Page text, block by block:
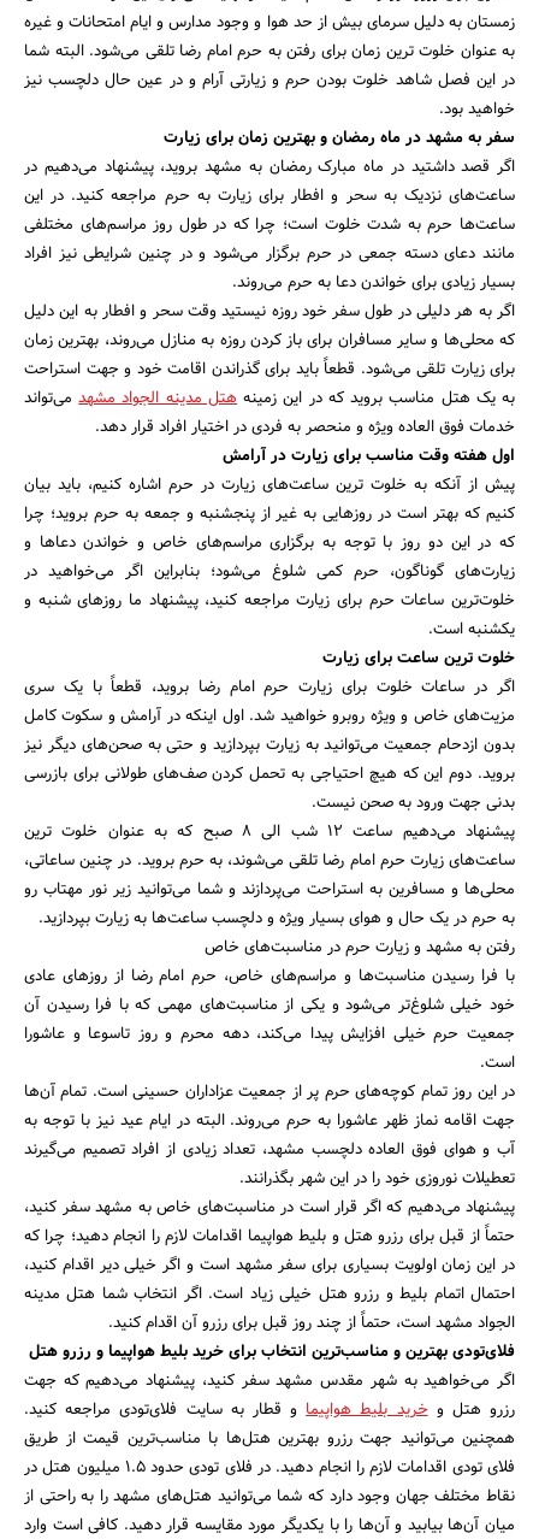
زمستان به دلیل سرمای بیش از حد هوا و وجود مدارس و ایام امتحانات و غیره
به عنوان خلوت ‌ترین زمان برای رفتن به حرم امام رضا تلقی می‌شود. البته شما
در این فصل شاهد خلوت بودن حرم و زیارتی آرام و در عین حال دلچسب نیز
خواهید بود.
سفر به مشهد در ماه رمضان و بهترین زمان برای زیارت
اگر قصد داشتید در ماه مبارک رمضان به مشهد بروید، پیشنهاد می‌دهیم در
ساعت‌های نزدیک به سحر و افطار برای زیارت به حرم مراجعه کنید. در این
ساعت‌ها حرم به شدت خلوت است؛ چرا که در طول روز مراسم‌های مختلفی
مانند دعای دسته جمعی در حرم برگزار می‌شود و در چنین شرایطی نیز افراد
بسیار زیادی برای خواندن دعا به حرم می‌روند.
اگر به هر دلیلی در طول سفر خود روزه نیستید وقت سحر و افطار به این دلیل
که محلی‌ها و سایر مسافران برای باز کردن روزه به منازل می‌روند، بهترین زمان
برای زیارت تلقی می‌شود. قطعاً باید برای گذراندن اقامت خود و جهت استراحت
به یک هتل مناسب بروید که در این زمینههتل مدینه الجواد مشهدمی‌تواند
خدمات فوق العاده ویژه و منحصر به فردی در اختیار افراد قرار دهد.
اول هفته وقت مناسب برای زیارت در آرامش
پیش از آنکه به خلوت ‌ترین ساعت‌های زیارت در حرم اشاره کنیم، باید بیان
کنیم که بهتر است در روزهایی به غیر از پنجشنبه و جمعه به حرم بروید؛ چرا
که در این دو روز با توجه به برگزاری مراسم‌های خاص و خواندن دعاها و
زیارت‌های گوناگون، حرم کمی شلوغ می‌شود؛ بنابراین اگر می‌خواهید در
خلوت‌ترین ساعات حرم برای زیارت مراجعه کنید، پیشنهاد ما روزهای شنبه و
یکشنبه است.
خلوت ‌ترین ساعت برای زیارت
اگر در ساعات خلوت برای زیارت حرم امام رضا بروید، قطعاً با یک سری
مزیت‌های خاص و ویژه روبرو خواهید شد. اول اینکه در آرامش و سکوت کامل
بدون ازدحام جمعیت می‌توانید به زیارت بپردازید و حتی به صحن‌های دیگر نیز
بروید. دوم این که هیچ احتیاجی به تحمل کردن صف‌های طولانی برای بازرسی
بدنی جهت ورود به صحن نیست.
پیشنهاد می‌دهیم ساعت ۱۲ شب الی ۸ صبح که به عنوان خلوت ‌ترین
ساعت‌های زیارت حرم امام رضا تلقی می‌شوند، به حرم بروید. در چنین ساعاتی،
محلی‌ها و مسافرین به استراحت می‌پردازند و شما می‌توانید زیر نور مهتاب رو
به حرم در یک حال و هوای بسیار ویژه و دلچسب ساعت‌ها به زیارت بپردازید.
رفتن به مشهد و زیارت حرم در مناسبت‌های خاص
با فرا رسیدن مناسبت‌ها و مراسم‌های خاص، حرم امام رضا از روزهای عادی
خود خیلی شلوغ‌تر می‌شود و یکی از مناسبت‌های مهمی که با فرا رسیدن آن
جمعیت حرم خیلی افزایش پیدا می‌کند، دهه محرم و روز تاسوعا و عاشورا
است.
در این روز تمام کوچه‌های حرم پر از جمعیت عزاداران حسینی است. تمام آن‌ها
جهت اقامه نماز ظهر عاشورا به حرم می‌روند. البته در ایام عید نیز با توجه به
آب و هوای فوق العاده دلچسب مشهد، تعداد زیادی از افراد تصمیم می‌گیرند
تعطیلات نوروزی خود را در این شهر بگذرانند.
پیشنهاد می‌دهیم که اگر قرار است در مناسبت‌های خاص به مشهد سفر کنید،
حتماً از قبل برای رزرو هتل و بلیط هواپیما اقدامات لازم را انجام دهید؛ چرا که
در این زمان اولویت بسیاری برای سفر مشهد است و اگر خیلی دیر اقدام کنید،
احتمال اتمام بلیط و رزرو هتل خیلی زیاد است. اگر انتخاب شما هتل مدینه
الجواد مشهد است، حتماً از چند روز قبل برای رزرو آن اقدام کنید.
فلای‌تودی بهترین و مناسب‌ترین انتخاب برای خرید بلیط هواپیما و رزرو هتل
اگر می‌خواهید به شهر مقدس مشهد سفر کنید، پیشنهاد می‌دهیم که جهت
رزرو هتل وخرید بلیط هواپیماو قطار به سایت فلای‌تودی مراجعه کنید.
همچنین می‌توانید جهت رزرو بهترین هتل‌ها با مناسب‌ترین قیمت از طریق
فلای تودی اقدامات لازم را انجام دهید. در فلای تودی حدود ۱.۵ میلیون هتل در
نقاط مختلف جهان وجود دارد که شما می‌توانید هتل‌های مشهد را به راحتی از
میان آن‌ها بیابید و آن‌ها را با یکدیگر مورد مقایسه قرار دهید. کافی است وارد